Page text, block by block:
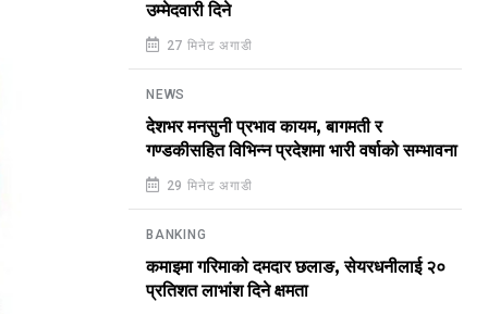
उम्मेदवारी दिने
27 मिनेट अगाडी
NEWS
देशभर मनसुनी प्रभाव कायम, बागमती र
गण्डकीसहित विभिन्न प्रदेशमा भारी वर्षाको सम्भावना
29 मिनेट अगाडी
BANKING
कमाइमा गरिमाको दमदार छलाङ, सेयरधनीलाई २०
प्रतिशत लाभांश दिने क्षमता